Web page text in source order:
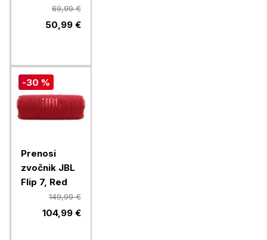
69,99 €
50,99 €
-30 %
Prenosi
zvočnik JBL
Flip 7, Red
149,99 €
104,99 €